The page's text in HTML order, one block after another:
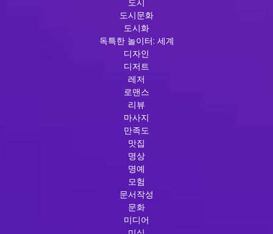
도시문화
도시화
독특한 놀이터: 세계
디자인
디저트
레저
로맨스
리뷰
마사지
만족도
맛집
명상
명예
모험
문서작성
문화
미디어